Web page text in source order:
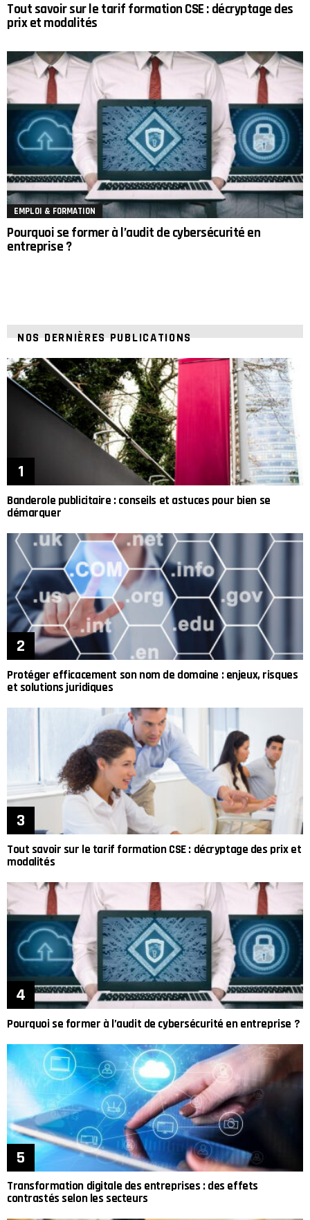
Tout savoir sur le tarif formation CSE : décryptage des
prix et modalités
EMPLOI & FORMATION
Pourquoi se former à l’audit de cybersécurité en
entreprise ?
NOS DERNIÈRES PUBLICATIONS
Banderole publicitaire : conseils et astuces pour bien se
démarquer
Protéger efficacement son nom de domaine : enjeux, risques
et solutions juridiques
Tout savoir sur le tarif formation CSE : décryptage des prix et
modalités
Pourquoi se former à l’audit de cybersécurité en entreprise ?
Transformation digitale des entreprises : des effets
contrastés selon les secteurs